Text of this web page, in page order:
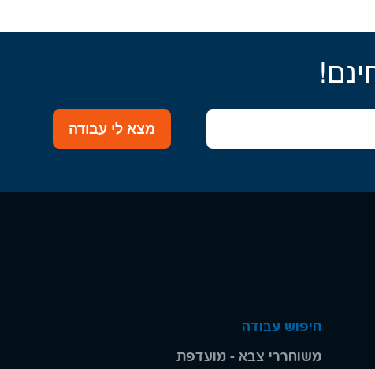
מצא לי עבודה
חיפוש עבודה
משוחררי צבא - מועדפת